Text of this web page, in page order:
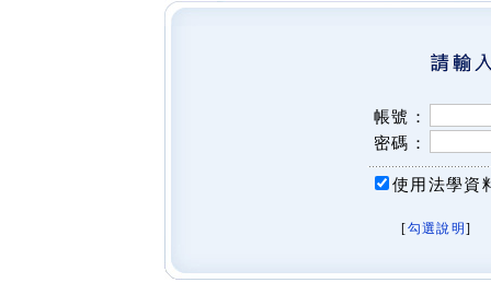
帳號：
密碼：
使用法學資
[勾選說明 ]